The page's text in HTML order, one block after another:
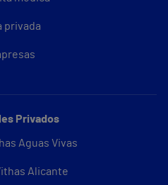
privada
Privados
Aguas Vivas
Alicante